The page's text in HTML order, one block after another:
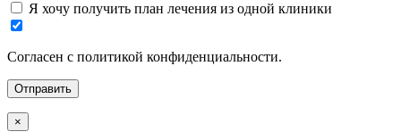
Я хочу получить план лечения из одной клиники
Согласен с политикой конфиденциальности.
×